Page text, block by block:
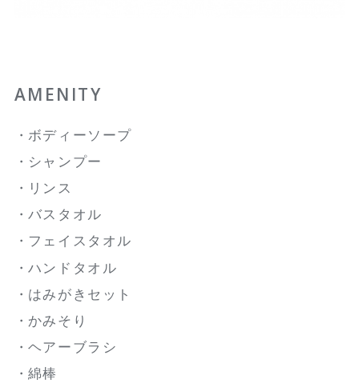
AMENITY
ボディーソープ
シャンプー
リンス
バスタオル
フェイスタオル
ハンドタオル
はみがきセット
かみそり
ヘアーブラシ
綿棒